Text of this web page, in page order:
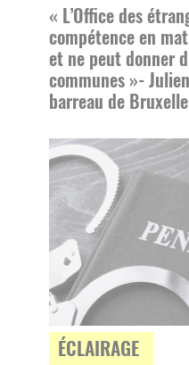
« L’Office des
compétence en
et ne peut donner
communes »-
barreau de
ÉCLAIRAGE